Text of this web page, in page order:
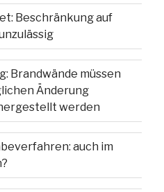
Beschränkung auf
Brandwände müssen
Änderung
werden
auch im